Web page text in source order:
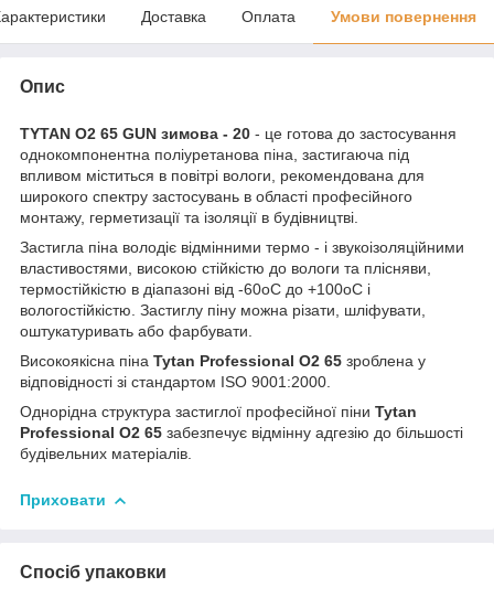
Доставка Оплата Умови повернення
Опис
TYTAN O2 65 GUN зимова - 20 - це готова до застосування
однокомпонентна поліуретанова піна, застигаюча під
впливом міститься в повітрі вологи, рекомендована для
широкого спектру застосувань в області професійного
монтажу, герметизації та ізоляції в будівництві.
Застигла піна володіє відмінними термо - і звукоізоляційними
властивостями, високою стійкістю до вологи та плісняви,
термостійкістю в діапазоні від -60oС до +100oС і
вологостійкістю. Застиглу піну можна різати, шліфувати,
оштукатуривать або фарбувати.
Високоякісна піна Tytan Professional O2 65 зроблена у
відповідності зі стандартом ISO 9001:2000.
Однорідна структура застиглої професійної піни Tytan
Professional O2 65 забезпечує відмінну адгезію до більшості
будівельних матеріалів.
Приховати
Спосіб упаковки